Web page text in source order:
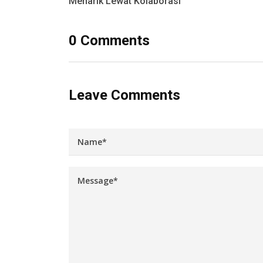
0 Comments
Leave Comments